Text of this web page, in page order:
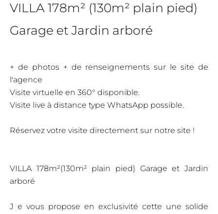
VILLA 178m² (130m² plain pied)
Garage et Jardin arboré
+ de photos + de renseignements sur le site de
l'agence
Visite virtuelle en 360° disponible.
Visite live à distance type WhatsApp possible.
Réservez votre visite directement sur notre site !
VILLA 178m²(130m² plain pied) Garage et Jardin
arboré
J e vous propose en exclusivité cette une solide